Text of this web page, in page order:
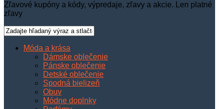
Zľavové kupóny a kódy, výpredaje, zľavy a akcie. Len platné
zľavy
Móda a krása
Dámske oblečenie
Pánske oblečenie
Detské oblečenie
Spodná bielizeň
Obuv
Módne doplnky